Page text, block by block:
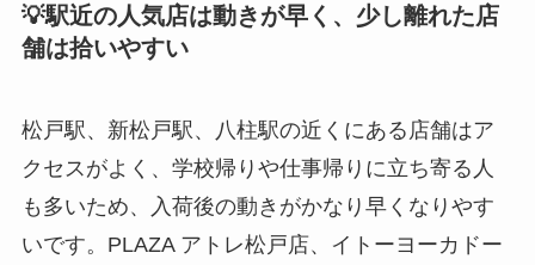
💡駅近の人気店は動きが早く、少し離れた店
舗は拾いやすい
松戸駅、新松戸駅、八柱駅の近くにある店舗はア
クセスがよく、学校帰りや仕事帰りに立ち寄る人
も多いため、入荷後の動きがかなり早くなりやす
いです。PLAZA アトレ松戸店、イトーヨーカドー